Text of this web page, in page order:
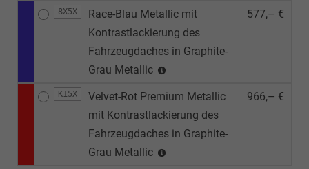
8X5X
Race-Blau Metallic mit
Kontrastlackierung des
Fahrzeugdaches in Graphite-
Grau Metallic
577,– €
K15X
Velvet-Rot Premium Metallic
mit Kontrastlackierung des
Fahrzeugdaches in Graphite-
Grau Metallic
966,– €